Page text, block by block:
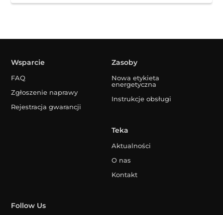
Wsparcie
FAQ
Zgłoszenie naprawy
Rejestracja gwarancji
Zasoby
Nowa etykieta
energetyczna
Instrukcje obsługi
Teka
Aktualności
O nas
Kontakt
Follow Us